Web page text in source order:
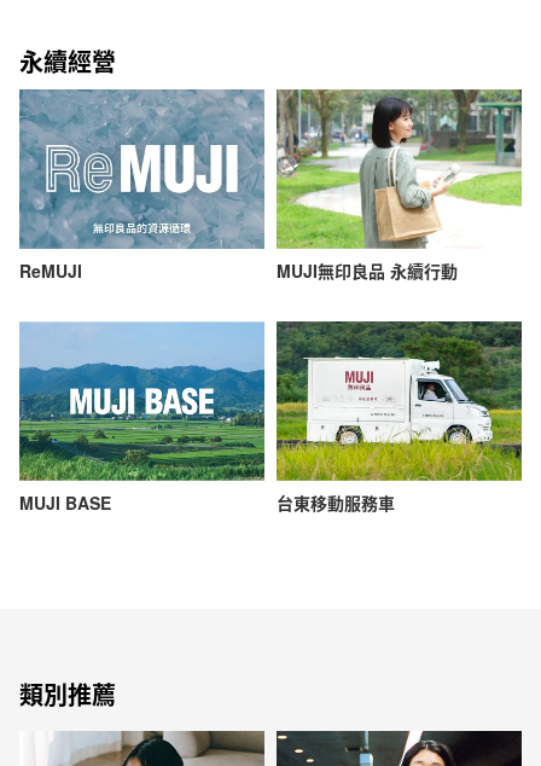
永續經營
ReMUJI MUJI無印良品 永續行動
MUJI BASE 台東移動服務車
類別推薦